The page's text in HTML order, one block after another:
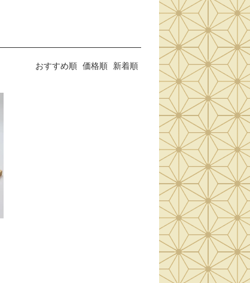
おすすめ順 価格順 新着順